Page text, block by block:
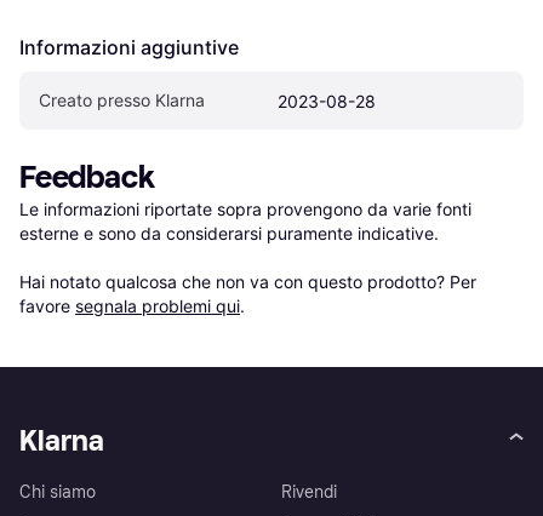
Informazioni aggiuntive
Creato presso Klarna 2023-08-28
Feedback
Le informazioni riportate sopra provengono da varie fonti
esterne e sono da considerarsi puramente indicative.
Hai notato qualcosa che non va con questo prodotto? Per
favore segnala problemi qui.
Klarna
Chi siamo
Rivendi